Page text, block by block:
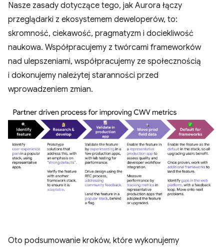
Nasze zasady dotyczące tego, jak Aurora łączy
przeglądarki z ekosystemem deweloperów, to:
skromność, ciekawość, pragmatyzm i dociekliwość
naukowa. Współpracujemy z twórcami frameworków
nad ulepszeniami, współpracujemy ze społecznością
i dokonujemy należytej staranności przed
wprowadzeniem zmian.
Oto podsumowanie kroków, które wykonujemy